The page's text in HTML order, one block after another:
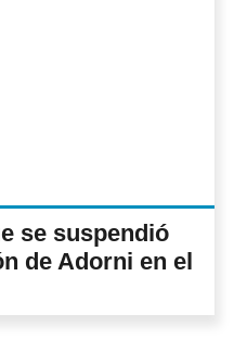
se suspendió
de Adorni en el